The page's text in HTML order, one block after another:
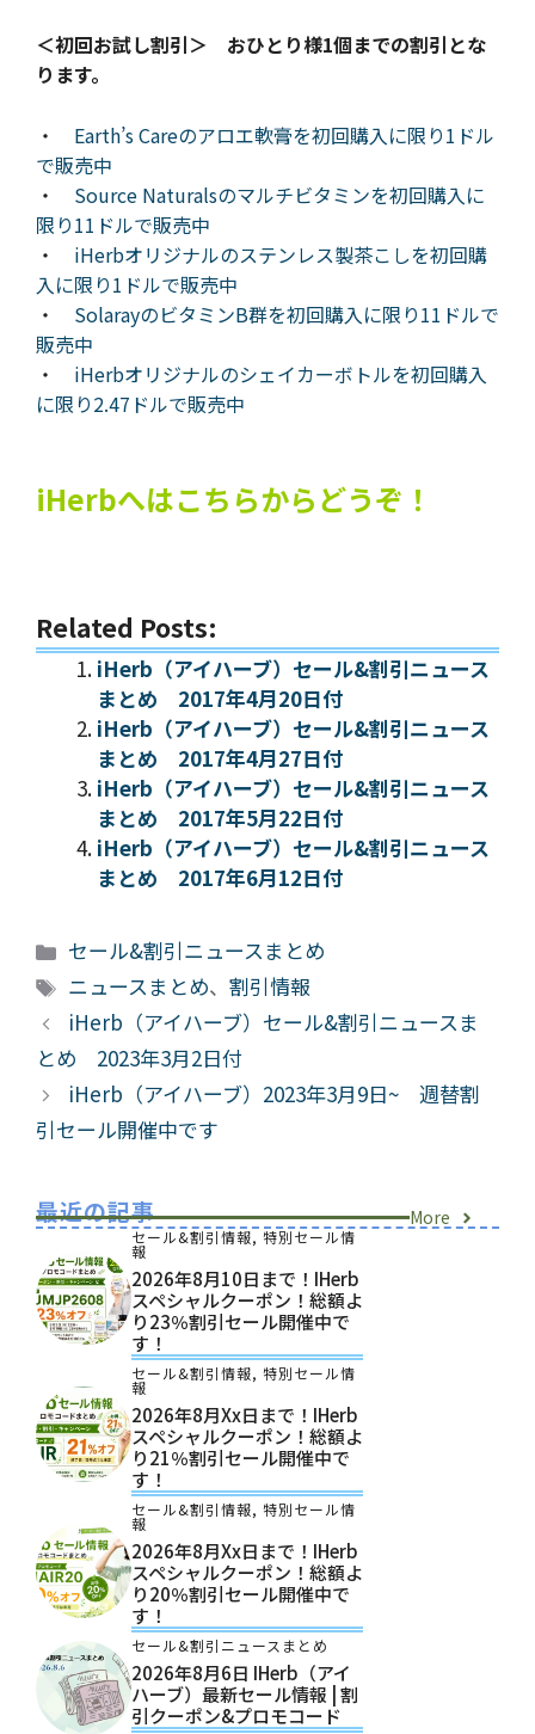
＜初回お試し割引＞ おひとり様1個までの割引とな
ります。
・ Earth’s Careのアロエ軟膏を初回購入に限り1ドル
で販売中
・ Source Naturalsのマルチビタミンを初回購入に
限り11ドルで販売中
・ iHerbオリジナルのステンレス製茶こしを初回購
入に限り1ドルで販売中
・ SolarayのビタミンB群を初回購入に限り11ドルで
販売中
・ iHerbオリジナルのシェイカーボトルを初回購入
に限り2.47ドルで販売中
iHerbへはこちらからどうぞ！
Related Posts:
iHerb（アイハーブ）セール&割引ニュース
まとめ 2017年4月20日付
iHerb（アイハーブ）セール&割引ニュース
まとめ 2017年4月27日付
iHerb（アイハーブ）セール&割引ニュース
まとめ 2017年5月22日付
iHerb（アイハーブ）セール&割引ニュース
まとめ 2017年6月12日付
カ
テ
ゴ
リ
ー
セール&割引ニュースまとめ
タ
グ
ニュースまとめ、割引情報
iHerb（アイハーブ）セール&割引ニュースま
とめ 2023年3月2日付
iHerb（アイハーブ）2023年3月9日~ 週替割
引セール開催中です
最近の記事 More
セール&割引情報, 特別セール情
報
2026年8月10日まで！iHerb
スペシャルクーポン！総額よ
り23％割引セール開催中で
す！
セール&割引情報, 特別セール情
報
2026年8月xx日まで！iHerb
スペシャルクーポン！総額よ
り21％割引セール開催中で
す！
セール&割引情報, 特別セール情
報
2026年8月xx日まで！iHerb
スペシャルクーポン！総額よ
り20％割引セール開催中で
す！
セール&割引ニュースまとめ
2026年8月6日 IHerb（アイ
ハーブ）最新セール情報 | 割
引クーポン&プロモコード